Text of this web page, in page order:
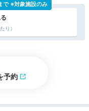
り）
※対象施設のみ
予約